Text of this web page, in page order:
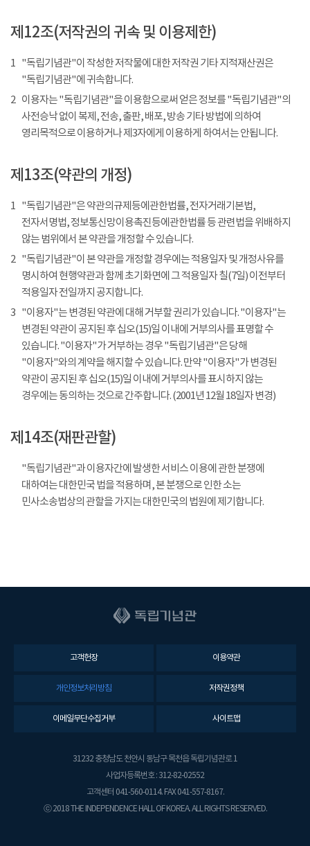
제12조(저작권의 귀속 및 이용제한)
1 "독립기념관"이 작성한 저작물에 대한 저작권 기타 지적재산권은
"독립기념관"에 귀속합니다.
2 이용자는 "독립기념관"을 이용함으로써 얻은 정보를 "독립기념관"의
사전승낙 없이 복제, 전송, 출판, 배포, 방송 기타 방법에 의하여
영리목적으로 이용하거나 제3자에게 이용하게 하여서는 안됩니다.
제13조(약관의 개정)
1 "독립기념관"은 약관의규제등에관한법률, 전자거래기본법,
전자서명법, 정보통신망이용촉진등에관한법률 등 관련법을 위배하지
않는 범위에서 본 약관을 개정할 수 있습니다.
2 "독립기념관"이 본 약관을 개정할 경우에는 적용일자 및 개정사유를
명시하여 현행약관과 함께 초기화면에 그 적용일자 칠(7일) 이전부터
적용일자 전일까지 공지합니다.
3 "이용자"는 변경된 약관에 대해 거부할 권리가 있습니다. "이용자"는
변경된 약관이 공지된 후 십오(15)일 이내에 거부의사를 표명할 수
있습니다. "이용자"가 거부하는 경우 "독립기념관"은 당해
"이용자"와의 계약을 해지할 수 있습니다. 만약 "이용자"가 변경된
약관이 공지된 후 십오(15)일 이내에 거부의사를 표시하지 않는
경우에는 동의하는 것으로 간주합니다. (2001년 12월 18일자 변경)
제14조(재판관할)
"독립기념관"과 이용자간에 발생한 서비스 이용에 관한 분쟁에
대하여는 대한민국 법을 적용하며, 본 분쟁으로 인한 소는
민사소송법상의 관할을 가지는 대한민국의 법원에 제기합니다.
고객헌장 이용약관
개인정보처리방침 저작권정책
이메일무단수집거부 사이트맵
31232 충청남도 천안시 동남구 목천읍 독립기념관로 1
사업자등록번호 : 312-82-02552
고객센터 041-560-0114. FAX 041-557-8167.
ⓒ 2018 THE INDEPENDENCE HALL OF KOREA. ALL RIGHTS RESERVED.